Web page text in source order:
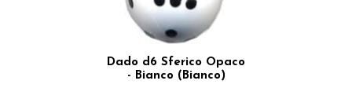
Dado d6 Sferico Opaco
- Bianco (Bianco)